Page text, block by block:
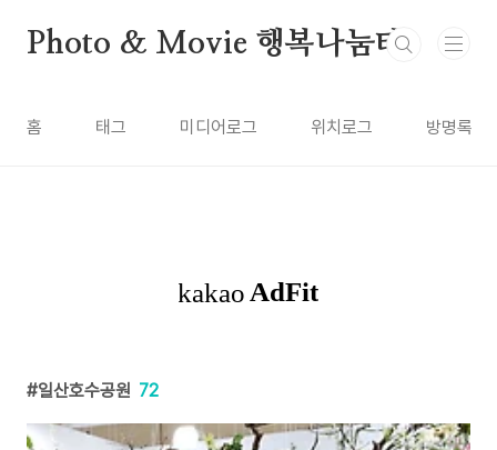
Photo & Movie 행복나눔터
홈 태그 미디어로그 위치로그 방명록
일산호수공원 72